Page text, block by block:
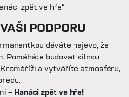
zpět ve hře“
PODPORU
dáváte najevo, že
Pomáháte budovat silnou
a vytváříte atmosféru,
– Hanáci zpět ve hře!